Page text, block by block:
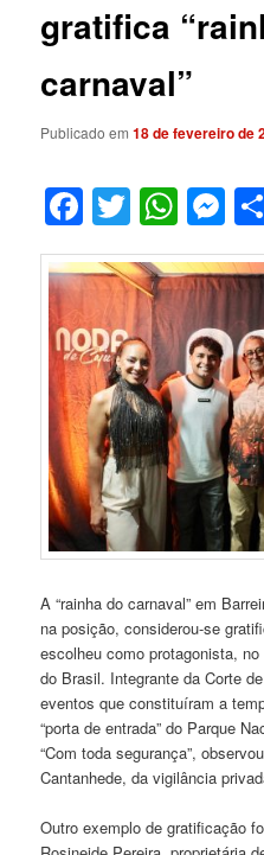
gratifica
carnaval”
Publicado em18 de fevereiro de
Facebook
Twitter
A “rainha do carnaval” em
na posição, considerou-se
escolheu como protagonista,
do Brasil. Integrante da Corte
eventos que constituíram a
“porta de entrada” do Parque
“Com toda segurança”,
Cantanhede, da vigilância
Outro exemplo de gratificação